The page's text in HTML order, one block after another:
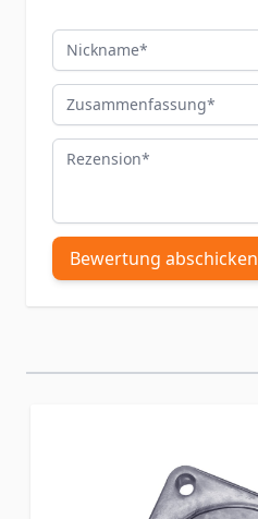
Nickname
Zusammenfassung
Rezension
Bewertung abschicken